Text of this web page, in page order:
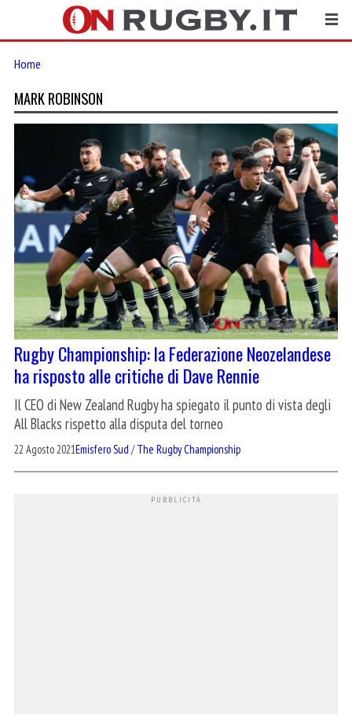
Home
MARK ROBINSON
Rugby Championship: la Federazione Neozelandese
ha risposto alle critiche di Dave Rennie
Il CEO di New Zealand Rugby ha spiegato il punto di vista degli
All Blacks rispetto alla disputa del torneo
22 Agosto 2021Emisfero Sud /The Rugby Championship